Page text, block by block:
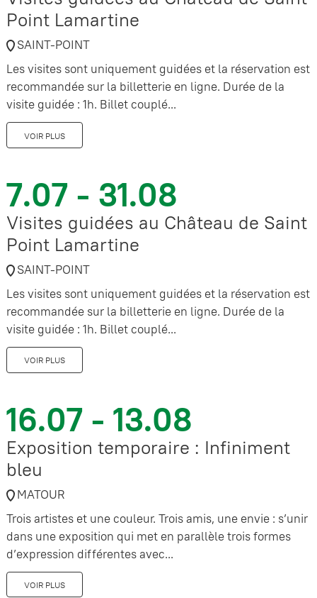
Point Lamartine
SAINT-POINT
Les visites sont uniquement guidées et la réservation est
recommandée sur la billetterie en ligne. Durée de la
visite guidée : 1h. Billet couplé...
VOIR PLUS
7.07 - 31.08
Visites guidées au Château de Saint
Point Lamartine
SAINT-POINT
Les visites sont uniquement guidées et la réservation est
recommandée sur la billetterie en ligne. Durée de la
visite guidée : 1h. Billet couplé...
VOIR PLUS
16.07 - 13.08
Exposition temporaire : Infiniment
bleu
MATOUR
Trois artistes et une couleur. Trois amis, une envie : s’unir
dans une exposition qui met en parallèle trois formes
d’expression différentes avec...
VOIR PLUS